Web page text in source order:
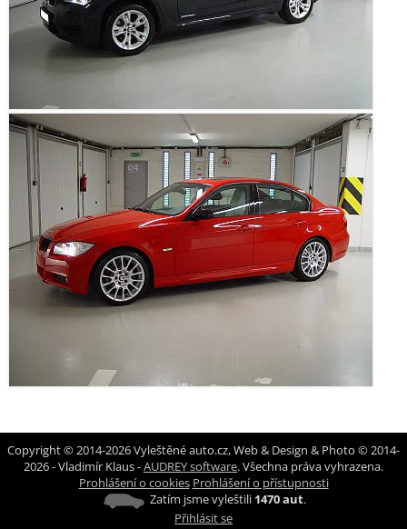
Copyright © 2014-2026 Vyleštěné auto.cz, Web & Design & Photo © 2014-
2026 - Vladimír Klaus -AUDREY software. Všechna práva vyhrazena.
Prohlášení o cookies Prohlášení o přístupnosti
Zatím jsme vyleštili 1470 aut.
Přihlásit se